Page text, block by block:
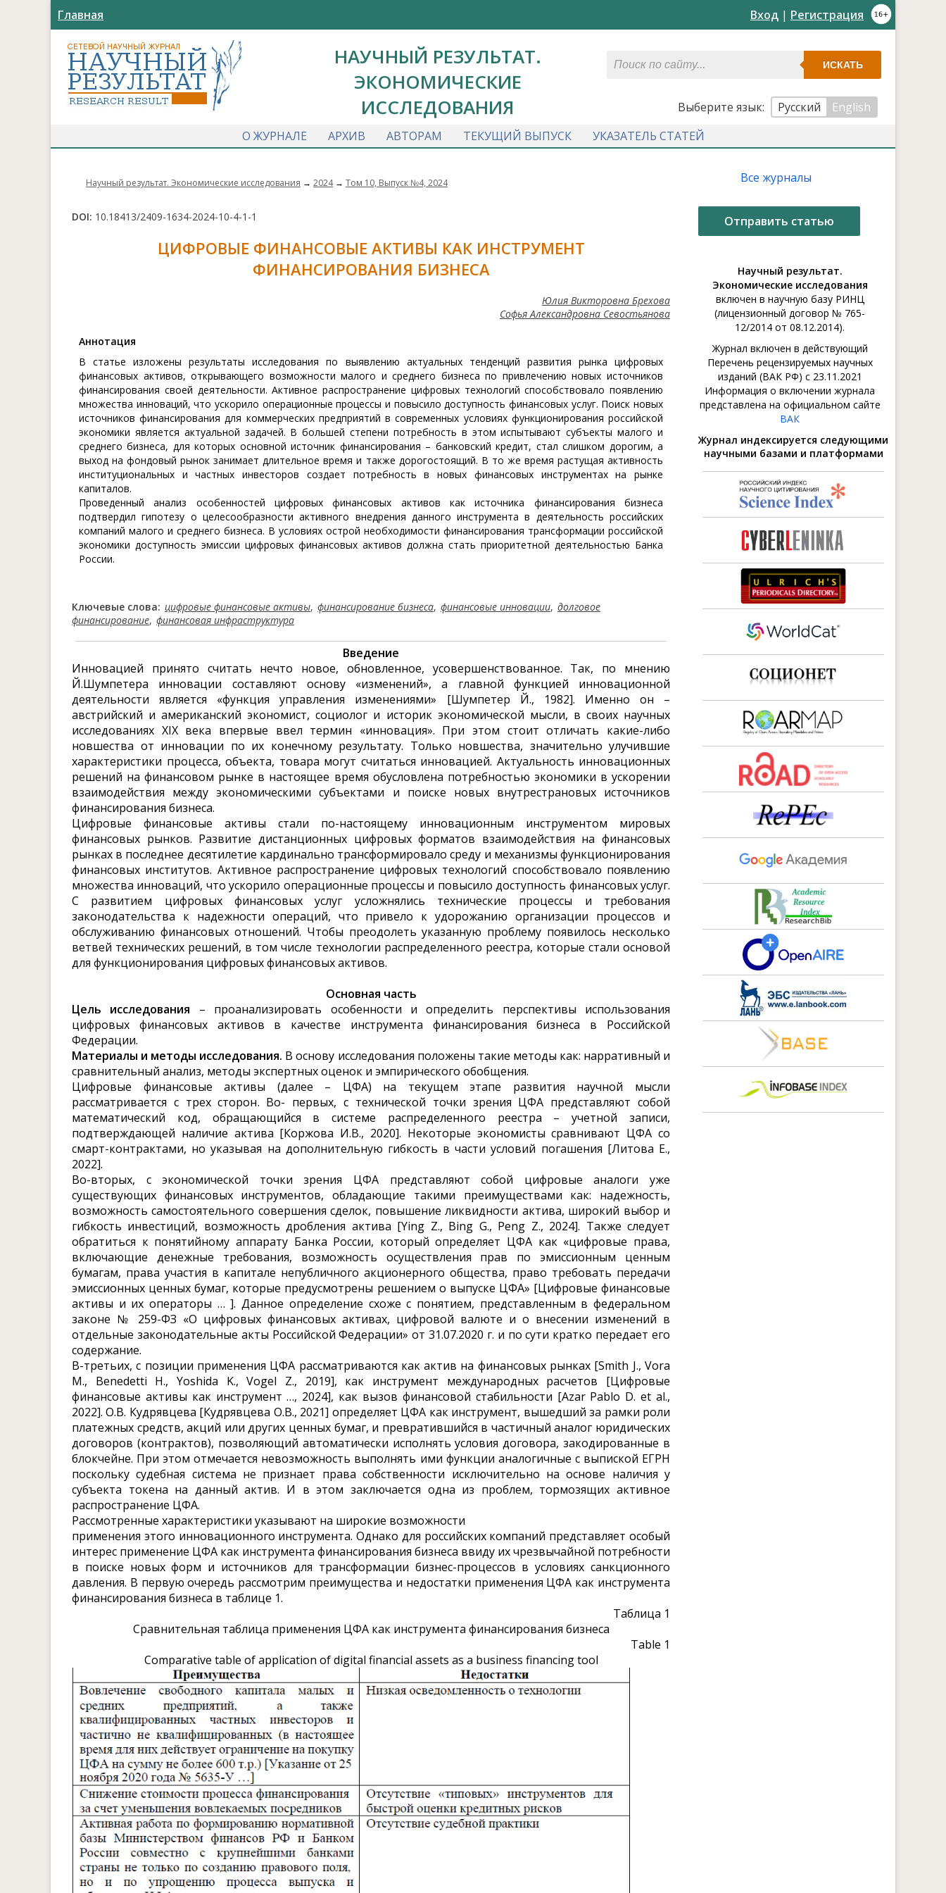
Главная Вход | Регистрация
НАУЧНЫЙ РЕЗУЛЬТАТ.
ЭКОНОМИЧЕСКИЕ
ИССЛЕДОВАНИЯ
ИСКАТЬ
Выберите язык: Русский
English
О ЖУРНАЛЕ
АРХИВ АВТОРАМ ТЕКУЩИЙ ВЫПУСК УКАЗАТЕЛЬ СТАТЕЙ
Научный результат. Экономические исследования → 2024→ Том 10, Выпуск №4, 2024
DOI: 10.18413/2409-1634-2024-10-4-1-1
ЦИФРОВЫЕ ФИНАНСОВЫЕ АКТИВЫ КАК ИНСТРУМЕНТ
ФИНАНСИРОВАНИЯ БИЗНЕСА
Юлия Викторовна Брехова
Софья Александровна Севостьянова
Aннотация
В статье изложены результаты исследования по выявлению актуальных тенденций развития рынка цифровых
финансовых активов, открывающего возможности малого и среднего бизнеса по привлечению новых источников
финансирования своей деятельности. Активное распространение цифровых технологий способствовало появлению
множества инноваций, что ускорило операционные процессы и повысило доступность финансовых услуг. Поиск новых
источников финансирования для коммерческих предприятий в современных условиях функционирования российской
экономики является актуальной задачей. В большей степени потребность в этом испытывают субъекты малого и
среднего бизнеса, для которых основной источник финансирования – банковский кредит, стал слишком дорогим, а
выход на фондовый рынок занимает длительное время и также дорогостоящий. В то же время растущая активность
институциональных и частных инвесторов создает потребность в новых финансовых инструментах на рынке
капиталов.
Проведенный анализ особенностей цифровых финансовых активов как источника финансирования бизнеса
подтвердил гипотезу о целесообразности активного внедрения данного инструмента в деятельность российских
компаний малого и среднего бизнеса. В условиях острой необходимости финансирования трансформации российской
экономики доступность эмиссии цифровых финансовых активов должна стать приоритетной деятельностью Банка
России.
Ключевые слова: цифровые финансовые активы, финансирование бизнеса, финансовые инновации, долговое
финансирование, финансовая инфраструктура
Введение
Инновацией принято считать нечто новое, обновленное, усовершенствованное. Так, по мнению
Й.Шумпетера инновации составляют основу «изменений», а главной функцией инновационной
деятельности является «функция управления изменениями» [Шумпетер Й., 1982]. Именно он –
австрийский и американский экономист, социолог и историк экономической мысли, в своих научных
исследованиях XIX века впервые ввел термин «инновация». При этом стоит отличать какие-либо
новшества от инновации по их конечному результату. Только новшества, значительно улучившие
характеристики процесса, объекта, товара могут считаться инновацией. Актуальность инновационных
решений на финансовом рынке в настоящее время обусловлена потребностью экономики в ускорении
взаимодействия между экономическими субъектами и поиске новых внутрестрановых источников
финансирования бизнеса.
Цифровые финансовые активы стали по-настоящему инновационным инструментом мировых
финансовых рынков. Развитие дистанционных цифровых форматов взаимодействия на финансовых
рынках в последнее десятилетие кардинально трансформировало среду и механизмы функционирования
финансовых институтов. Активное распространение цифровых технологий способствовало появлению
множества инноваций, что ускорило операционные процессы и повысило доступность финансовых услуг.
С развитием цифровых финансовых услуг усложнялись технические процессы и требования
законодательства к надежности операций, что привело к удорожанию организации процессов и
обслуживанию финансовых отношений. Чтобы преодолеть указанную проблему появилось несколько
ветвей технических решений, в том числе технологии распределенного реестра, которые стали основой
для функционирования цифровых финансовых активов.
Основная часть
Цель исследования – проанализировать особенности и определить перспективы использования
цифровых финансовых активов в качестве инструмента финансирования бизнеса в Российской
Федерации.
Материалы и методы исследования. В основу исследования положены такие методы как: нарративный и
сравнительный анализ, методы экспертных оценок и эмпирического обобщения.
Цифровые финансовые активы (далее – ЦФА) на текущем этапе развития научной мысли
рассматривается с трех сторон. Во- первых, с технической точки зрения ЦФА представляют собой
математический код, обращающийся в системе распределенного реестра – учетной записи,
подтверждающей наличие актива [Коржова И.В., 2020]. Некоторые экономисты сравнивают ЦФА со
смарт-контрактами, но указывая на дополнительную гибкость в части условий погашения [Литова Е.,
2022].
Во-вторых, с экономической точки зрения ЦФА представляют собой цифровые аналоги уже
существующих финансовых инструментов, обладающие такими преимуществами как: надежность,
возможность самостоятельного совершения сделок, повышение ликвидности актива, широкий выбор и
гибкость инвестиций, возможность дробления актива [Ying Z., Bing G., Peng Z., 2024]. Также следует
обратиться к понятийному аппарату Банка России, который определяет ЦФА как «цифровые права,
включающие денежные требования, возможность осуществления прав по эмиссионным ценным
бумагам, права участия в капитале непубличного акционерного общества, право требовать передачи
эмиссионных ценных бумаг, которые предусмотрены решением о выпуске ЦФА» [Цифровые финансовые
активы и их операторы … ]. Данное определение схоже с понятием, представленным в федеральном
законе № 259-ФЗ «О цифровых финансовых активах, цифровой валюте и о внесении изменений в
отдельные законодательные акты Российской Федерации» от 31.07.2020 г. и по сути кратко передает его
содержание.
В-третьих, с позиции применения ЦФА рассматриваются как актив на финансовых рынках [Smith J., Vora
M., Benedetti H., Yoshida K., Vogel Z., 2019], как инструмент международных расчетов [Цифровые
финансовые активы как инструмент …, 2024], как вызов финансовой стабильности [Azar Pablo D. et al.,
2022]. О.В. Кудрявцева [Кудрявцева О.В., 2021] определяет ЦФА как инструмент, вышедший за рамки роли
платежных средств, акций или других ценных бумаг, и превратившийся в частичный аналог юридических
договоров (контрактов), позволяющий автоматически исполнять условия договора, закодированные в
блокчейне. При этом отмечается невозможность выполнять ими функции аналогичные с выпиской ЕГРН
поскольку судебная система не признает права собственности исключительно на основе наличия у
субъекта токена на данный актив. И в этом заключается одна из проблем, тормозящих активное
распространение ЦФА.
Рассмотренные характеристики указывают на широкие возможности
применения этого инновационного инструмента. Однако для российских компаний представляет особый
интерес применение ЦФА как инструмента финансирования бизнеса ввиду их чрезвычайной потребности
в поиске новых форм и источников для трансформации бизнес-процессов в условиях санкционного
давления. В первую очередь рассмотрим преимущества и недостатки применения ЦФА как инструмента
финансирования бизнеса в таблице 1.
Таблица 1
Сравнительная таблица применения ЦФА как инструмента финансирования бизнеса
Table 1
Comparative table of application of digital financial assets as a business financing tool
Все журналы
Отправить статью
Научный результат.
Экономические исследования
включен в научную базу РИНЦ
(лицензионный договор № 765-
12/2014 от 08.12.2014).
Журнал включен в действующий
Перечень рецензируемых научных
изданий (ВАК РФ) с 23.11.2021
Информация о включении журнала
представлена на официальном сайте
ВАК
Журнал индексируется следующими
научными базами и платформами